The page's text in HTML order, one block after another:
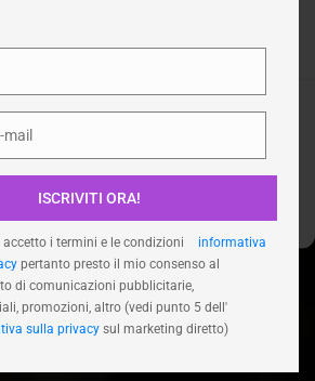
Accetta
Nega
le preferenze
TURISMO
ISCRIVITI ORA!
accetto i termini e le condizioni
informativa
pertanto presto il mio consenso al
di comunicazioni pubblicitarie,
promozioni, altro (vedi punto 5 dell'
sulla privacy sul marketing diretto)